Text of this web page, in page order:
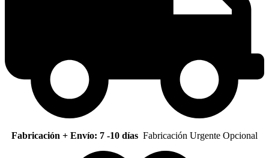
Fabricación + Envío: 7 -10 días Fabricación Urgente Opcional